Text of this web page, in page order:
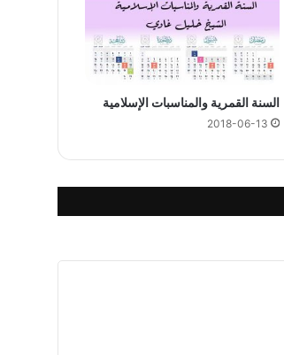
السنة القمرية والمناسبات الإسلامية
2018-06-13